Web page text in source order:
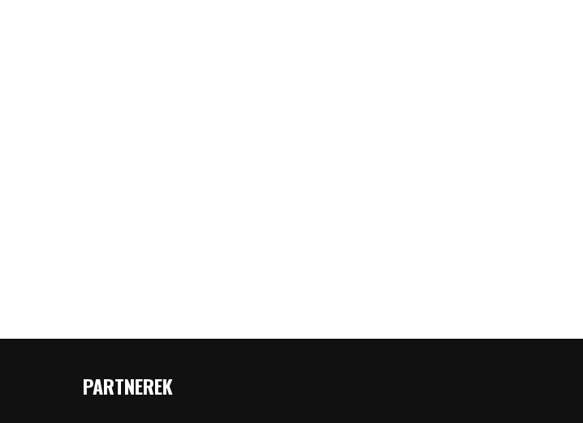
PARTNEREK